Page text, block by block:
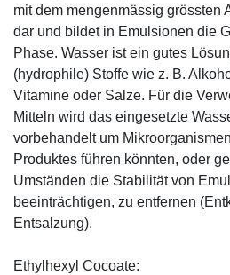
mit dem mengenmässig grössten
dar und bildet in Emulsionen die
Phase. Wasser ist ein gutes
(hydrophile) Stoffe wie z. B.
Vitamine oder Salze. Für die
Mitteln wird das eingesetzte
vorbehandelt um
Produktes führen könnten, oder
Umständen die Stabilität von
beeinträchtigen, zu entfernen
Entsalzung).
Ethylhexyl Cocoate: